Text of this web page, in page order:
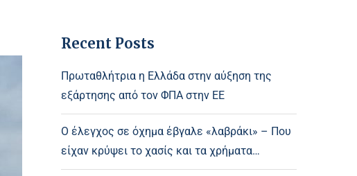
Recent Posts
Πρωταθλήτρια η Ελλάδα στην αύξηση της
εξάρτησης από τον ΦΠΑ στην ΕΕ
Ο έλεγχος σε όχημα έβγαλε «λαβράκι» – Που
είχαν κρύψει το χασίς και τα χρήματα…